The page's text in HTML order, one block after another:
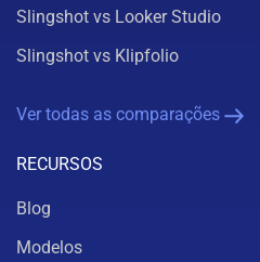
Slingshot vs Looker Studio
Slingshot vs Klipfolio
Ver todas as comparações
RECURSOS
Blog
Modelos